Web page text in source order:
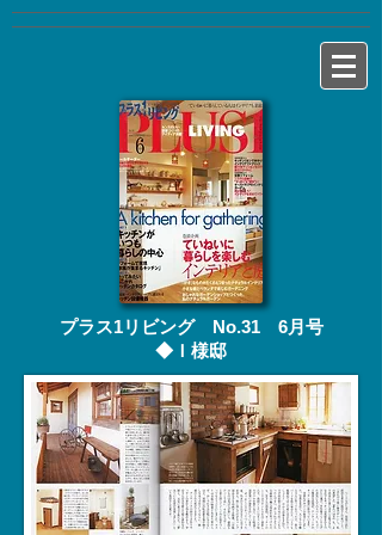
プラス1リビング No.31 6月号
◆Ｉ様邸